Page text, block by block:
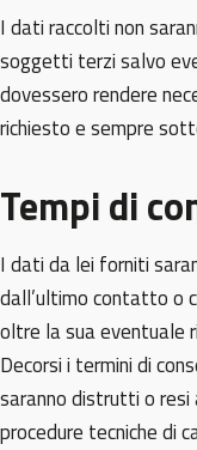
I dati raccolti non
soggetti terzi salvo
dovessero rendere
richiesto e sempre
Tempi di
I dati da lei forniti
dall’ultimo contatto o
oltre la sua eventuale
Decorsi i termini di
saranno distrutti o resi
procedure tecniche di